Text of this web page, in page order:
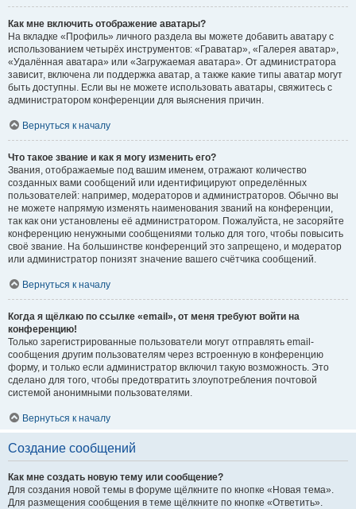
Как мне включить отображение аватары?
На вкладке «Профиль» личного раздела вы можете добавить аватару с
использованием четырёх инструментов: «Граватар», «Галерея аватар»,
«Удалённая аватара» или «Загружаемая аватара». От администратора
зависит, включена ли поддержка аватар, а также какие типы аватар могут
быть доступны. Если вы не можете использовать аватары, свяжитесь с
администратором конференции для выяснения причин.
Вернуться к началу
Что такое звание и как я могу изменить его?
Звания, отображаемые под вашим именем, отражают количество
созданных вами сообщений или идентифицируют определённых
пользователей: например, модераторов и администраторов. Обычно вы
не можете напрямую изменять наименования званий на конференции,
так как они установлены её администратором. Пожалуйста, не засоряйте
конференцию ненужными сообщениями только для того, чтобы повысить
своё звание. На большинстве конференций это запрещено, и модератор
или администратор понизят значение вашего счётчика сообщений.
Вернуться к началу
Когда я щёлкаю по ссылке «email», от меня требуют войти на
конференцию!
Только зарегистрированные пользователи могут отправлять email-
сообщения другим пользователям через встроенную в конференцию
форму, и только если администратор включил такую возможность. Это
сделано для того, чтобы предотвратить злоупотребления почтовой
системой анонимными пользователями.
Вернуться к началу
Создание сообщений
Как мне создать новую тему или сообщение?
Для создания новой темы в форуме щёлкните по кнопке «Новая тема».
Для размещения сообщения в теме щёлкните по кнопке «Ответить».